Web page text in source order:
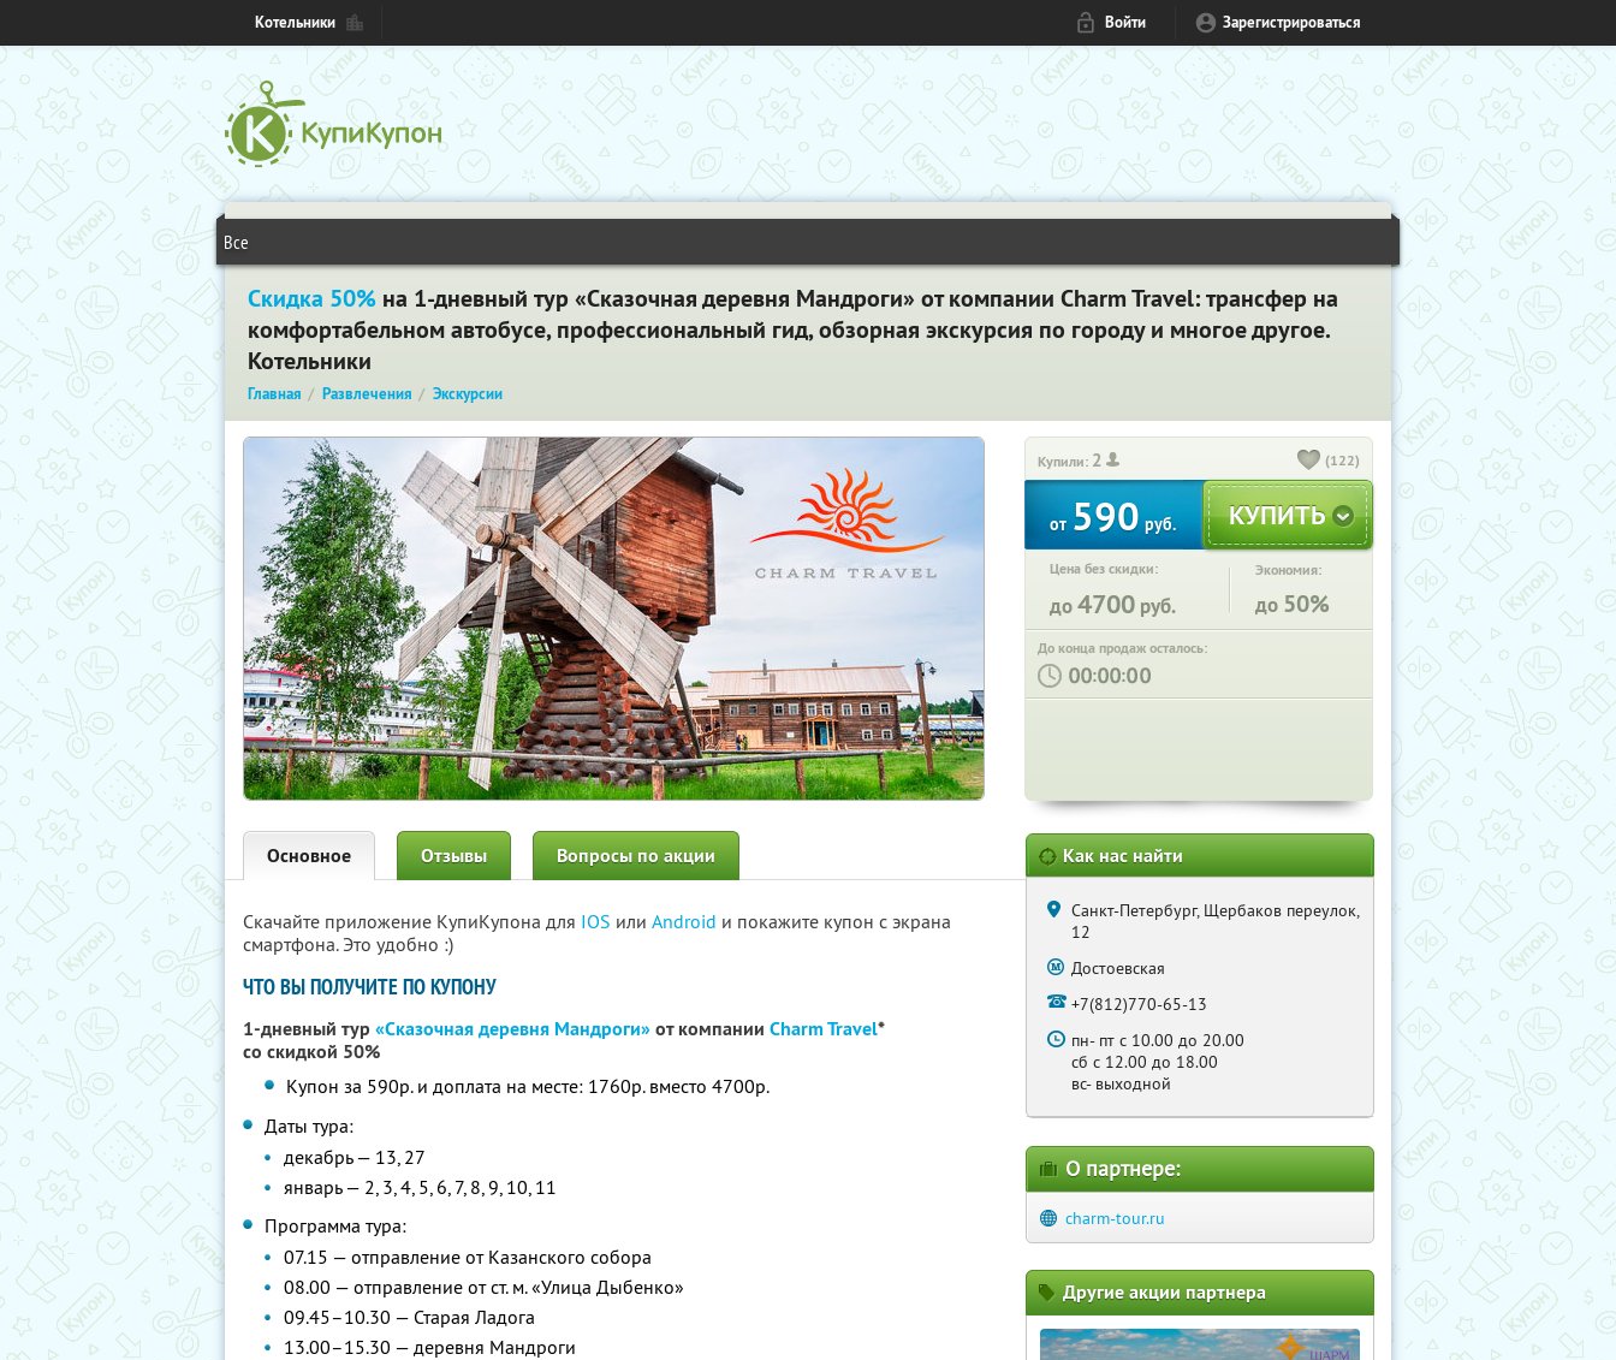
Котельники Войти Зарегистрироваться
Все
Скидка 50% на 1-дневный тур «Сказочная деревня Мандроги» от компании Charm Travel: трансфер на
комфортабельном автобусе, профессиональный гид, обзорная экскурсия по городу и многое другое.
Котельники
Главная Развлечения Экскурсии
Купили: 2 (122)
от590руб.
Цена без скидки:
до4700 руб.
Экономия:
до 50%
До конца продаж осталось:
: :
Основное Отзывы Вопросы по акции
Скачайте приложение КупиКупона для IOS или Android и покажите купон с экрана
смартфона. Это удобно :)
ЧТО ВЫ ПОЛУЧИТЕ ПО КУПОНУ
1-дневный тур «Сказочная деревня Мандроги»от компании Charm Travel*
со скидкой 50%
Купон за 590р. и доплата на месте: 1760р. вместо 4700р.
Даты тура:
декабрь — 13, 27
январь — 2, 3, 4, 5, 6, 7, 8, 9, 10, 11
Программа тура:
07.15 — отправление от Казанского собора
08.00 — отправление от ст. м. «Улица Дыбенко»
09.45–10.30 — Старая Ладога
13.00–15.30 — деревня Мандроги
Как нас найти
Санкт-Петербург, Щербаков переулок,
12
Достоевская
+7(812)770-65-13
пн- пт с 10.00 до 20.00
сб с 12.00 до 18.00
вс- выходной
О партнере:
charm-tour.ru
Другие акции партнера